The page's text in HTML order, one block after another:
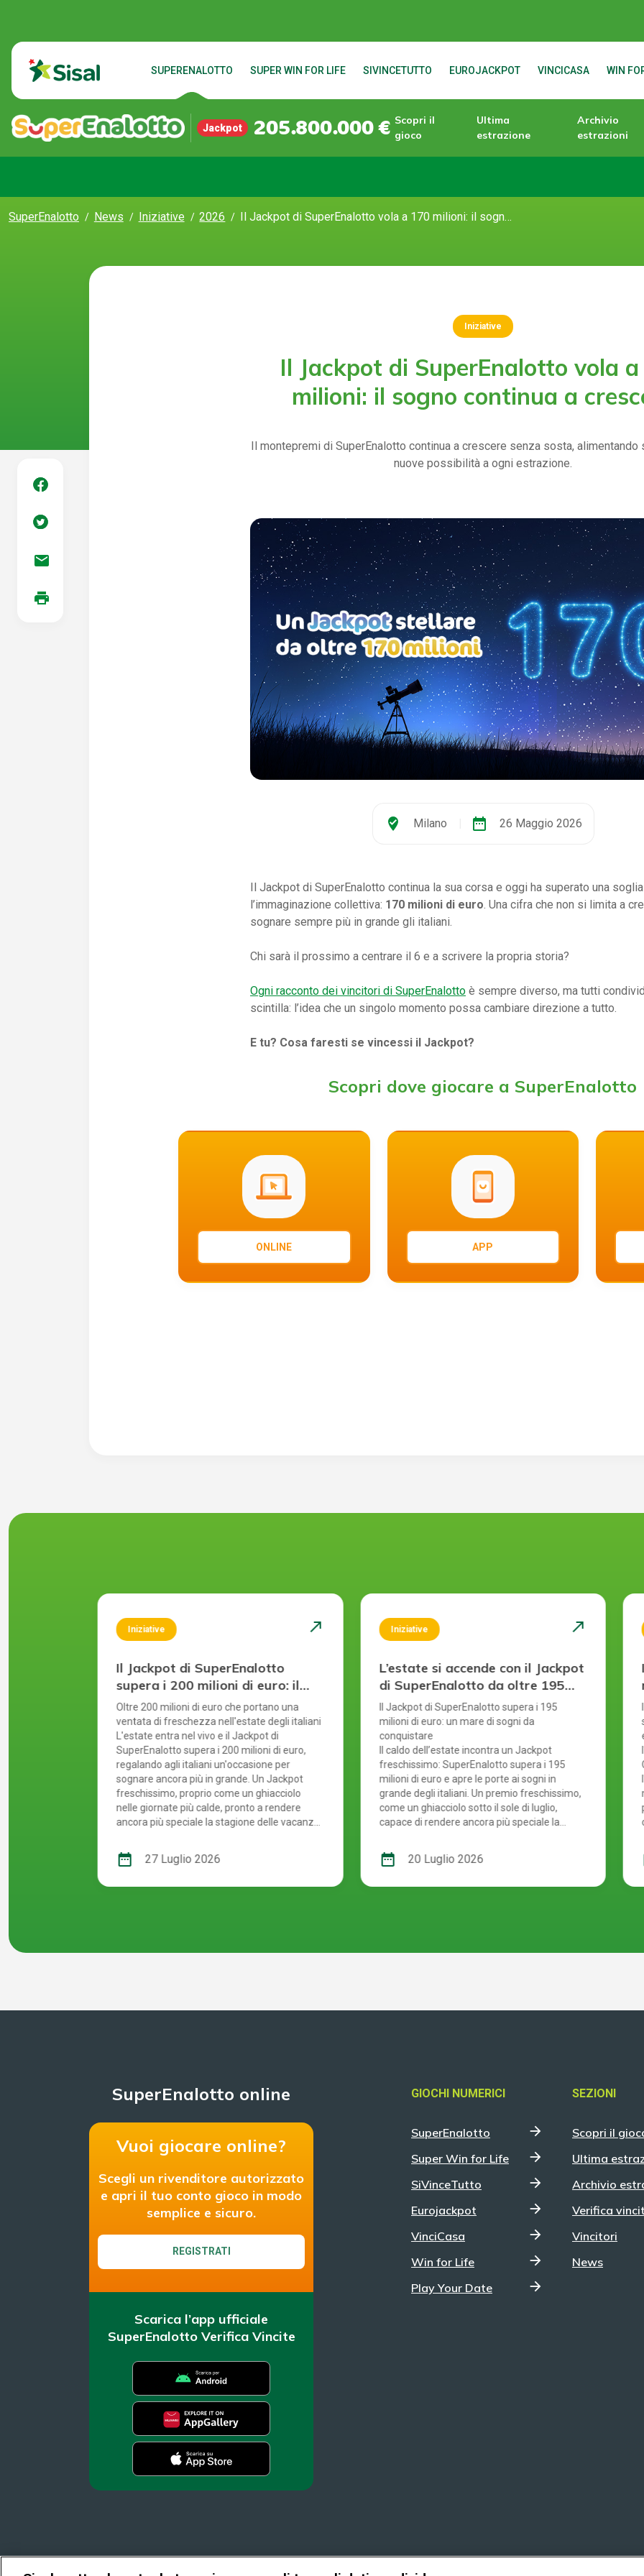
SUPERENALOTTO SUPER WIN FOR LIFE SIVINCETUTTO EUROJACKPOT VINCICASA WIN
Jackpot 205.800.000 € Scopri il
gioco
Ultima
estrazione
Archivio
estrazioni
SuperEnalotto News Iniziative 2026 Il Jackpot di SuperEnalotto vola a 170 milioni: il sogno continua a crescere
mail
print
Iniziative
Il Jackpot di SuperEnalotto vola
milioni: il sogno continua a
Il montepremi di SuperEnalotto continua a crescere senza sosta, alimentando
nuove possibilità a ogni estrazione.
where_to_vote Milano date_range 26 Maggio 2026
Il Jackpot di SuperEnalotto continua la sua corsa e oggi ha superato una
l’immaginazione collettiva: 170 milioni di euro. Una cifra che non si limita a
sognare sempre più in grande gli italiani.
Chi sarà il prossimo a centrare il 6 e a scrivere la propria storia?
Ogni racconto dei vincitori di SuperEnalotto è sempre diverso, ma tutti
scintilla: l’idea che un singolo momento possa cambiare direzione a tutto.
E tu? Cosa faresti se vincessi il Jackpot?
Scopri dove giocare a SuperEnalotto
ONLINE APP
Iniziative north_east
Il Jackpot di SuperEnalotto
supera i 200 milioni di euro: il
sogno più fresco dell’estate è
servito
Oltre 200 milioni di euro che portano una
ventata di freschezza nell'estate degli italiani
L'estate entra nel vivo e il Jackpot di
SuperEnalotto supera i 200 milioni di euro,
regalando agli italiani un'occasione per
sognare ancora più in grande. Un Jackpot
freschissimo, proprio come un ghiacciolo
nelle giornate più calde, pronto a rendere
ancora più speciale la stagione delle vacanze
euro. Chi sarà il prossimo protagonista più
fresco della stagione a centrare il 6?
date_range 27 Luglio 2026
Iniziative north_east
L’estate si accende con il Jackpot
di SuperEnalotto da oltre 195
milioni di euro
Il Jackpot di SuperEnalotto supera i 195
milioni di euro: un mare di sogni da
conquistare
Il caldo dell’estate incontra un Jackpot
freschissimo: SuperEnalotto supera i 195
milioni di euro e apre le porte ai sogni in
grande degli italiani. Un premio freschissimo,
come un ghiacciolo sotto il sole di luglio,
capace di rendere ancora più speciale la
prossimo campione a centrare il 6 e a
trasformare quest’estate in un momento da
date_range 20 Luglio 2026
SuperEnalotto online
Vuoi giocare online?
Scegli un rivenditore autorizzato
e apri il tuo conto gioco in modo
semplice e sicuro.
REGISTRATI
Scarica l’app ufficiale
SuperEnalotto Verifica Vincite
GIOCHI NUMERICI
SuperEnalotto
Super Win for Life
SiVinceTutto
Eurojackpot
VinciCasa
Win for Life
Play Your Date
SEZIONI
Scopri il
Ultima
Archivio
Verifica
Vincitori
News